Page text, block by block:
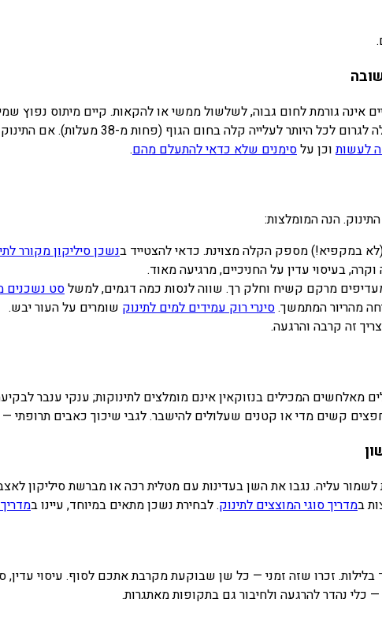
אינה גורמת לחום גבוה, לשלשול ממשי או להקאות. קיים מיתוס נפוץ
מתעלמים מסימני מחלה אמיתית. בקיעת
לעשותוכן עלסימנים שלא כדאי להתעלם מהם.
הנה המומלצות:
מספק הקלה מצוינת. כדאי להצטייד ב נשכן סיליקון מקורר
בעיסוי עדין על החניכיים, מרגיעה מאוד.
מרקם קשיח וחלק רך. שווה לנסות כמה דגמים, למשלסט נשכנים
מהריור המתמשך.סינרי רוק עמידים למים לתינוקשומרים על העור יבש.
זה קרבה והרגעה.
המכילים בנזוקאין אינם מומלצים לתינוקות; ענקי ענבר לבקיעת
קשים מדי או קטנים שעלולים להישבר. לגבי שיכוך כאבים תרופתי —
עליה. נגבו את השן בעדינות עם מטלית רכה או מברשת סיליקון
במדריך סוגי המוצצים לתינוק. לבחירת נשכן מתאים במיוחד, עיינו במדריך
זכרו שזה זמני — כל שן שבוקעת מקרבת אתכם לסוף. עיסוי
נהדר להרגעה ולחיבור גם בתקופות מאתגרות.